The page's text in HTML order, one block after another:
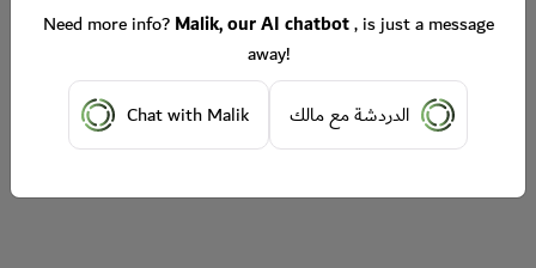
Need more info?Malik, our AI chatbot, is just a message
away!
Chat with Malik
الدردشة مع مالك